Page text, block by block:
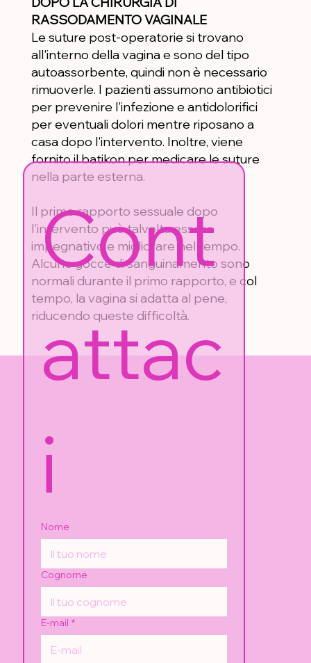
RASSODAMENTO VAGINALE
Le suture post-operatorie si trovano
all'interno della vagina e sono del tipo
autoassorbente, quindi non è necessario
rimuoverle. I pazienti assumono antibiotici
per prevenire l'infezione e antidolorifici
per eventuali dolori mentre riposano a
casa dopo l'intervento. Inoltre, viene
fornito il batikon per medicare le suture
nella parte esterna.
Il primo rapporto sessuale dopo
l'intervento può talvolta essere
impegnativo e migliorare nel tempo.
Alcune gocce di sanguinamento sono
normali durante il primo rapporto, e col
tempo, la vagina si adatta al pene,
riducendo queste difficoltà.
Cont
attac
i
Nome
Cognome
E-mail *